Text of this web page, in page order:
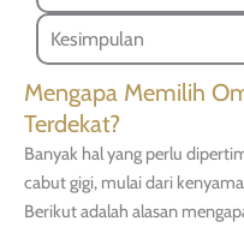
Kesimpulan
Mengapa Memilih
Terdekat?
Banyak hal yang perlu
cabut gigi, mulai dari
Berikut adalah alasan